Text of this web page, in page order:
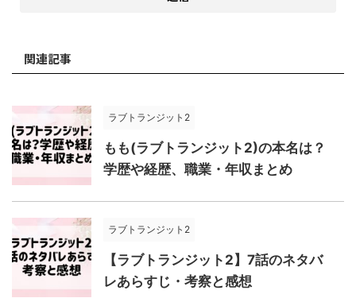
関連記事
ラブトランジット2
もも(ラブトランジット2)の本名は？
学歴や経歴、職業・年収まとめ
ラブトランジット2
【ラブトランジット2】7話のネタバ
レあらすじ・考察と感想